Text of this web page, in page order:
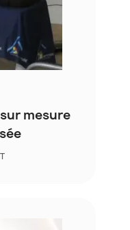
sur mesure